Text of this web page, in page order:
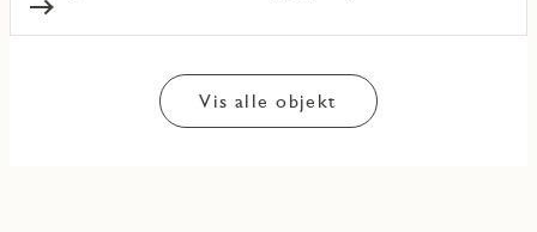
Vis alle objekt